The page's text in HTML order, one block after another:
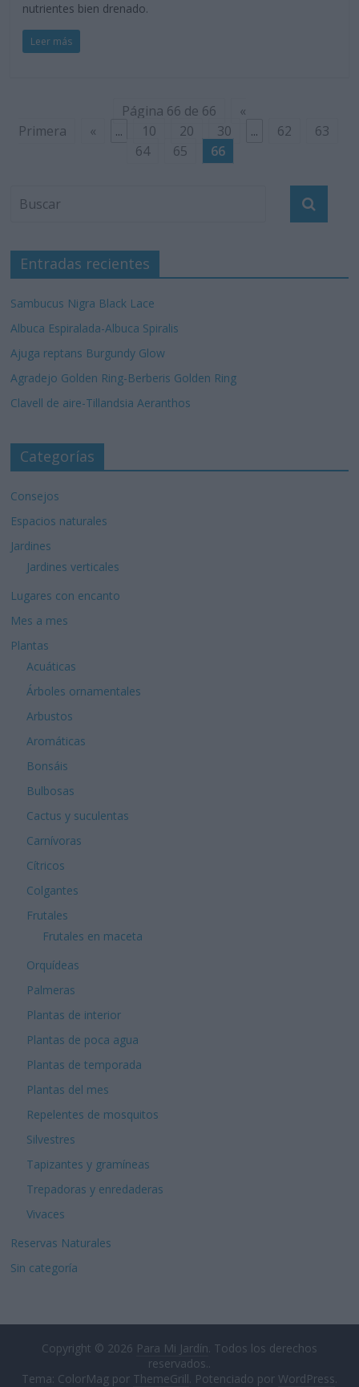
nutrientes bien drenado.
Leer más
Página 66 de 66
«
Primera
« ... 10 20 30 ... 62
63
64
65 66
Entradas recientes
Sambucus Nigra Black Lace
Albuca Espiralada-Albuca Spiralis
Ajuga reptans Burgundy Glow
Agradejo Golden Ring-Berberis Golden Ring
Clavell de aire-Tillandsia Aeranthos
Categorías
Consejos
Espacios naturales
Jardines
Jardines verticales
Lugares con encanto
Mes a mes
Plantas
Acuáticas
Árboles ornamentales
Arbustos
Aromáticas
Bonsáis
Bulbosas
Cactus y suculentas
Carnívoras
Cítricos
Colgantes
Frutales
Frutales en maceta
Orquídeas
Palmeras
Plantas de interior
Plantas de poca agua
Plantas de temporada
Plantas del mes
Repelentes de mosquitos
Silvestres
Tapizantes y gramíneas
Trepadoras y enredaderas
Vivaces
Reservas Naturales
Sin categoría
Copyright © 2026 Para Mi Jardín. Todos los derechos
reservados..
Tema: ColorMag por ThemeGrill. Potenciado por WordPress.